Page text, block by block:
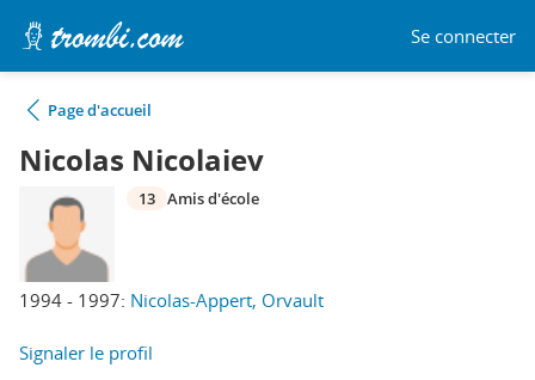
Se connecter
Page d'accueil
Nicolas Nicolaiev
1994 - 1997: Nicolas-Appert, Orvault
13 Amis d'école
Signaler le profil